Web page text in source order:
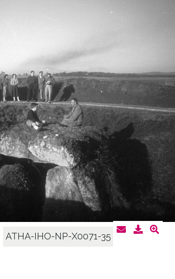
ATHA-IHO-NP-X0071-35